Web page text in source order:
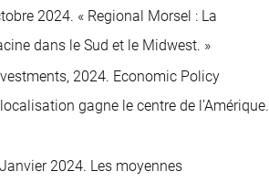
2024. « Regional Morsel : La
dans le Sud et le Midwest. »
2024. Economic Policy
gagne le centre de l’Amérique.
2024. Les moyennes